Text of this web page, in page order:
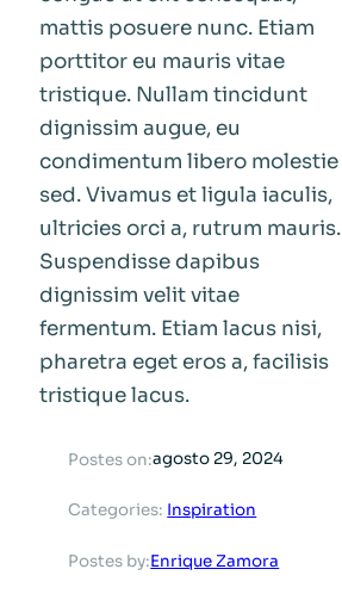
mattis posuere nunc. Etiam
porttitor eu mauris vitae
tristique. Nullam tincidunt
dignissim augue, eu
condimentum libero molestie
sed. Vivamus et ligula iaculis,
ultricies orci a, rutrum mauris.
Suspendisse dapibus
dignissim velit vitae
fermentum. Etiam lacus nisi,
pharetra eget eros a, facilisis
tristique lacus.
Postes on:agosto 29, 2024
Categories: Inspiration
Postes by:Enrique Zamora